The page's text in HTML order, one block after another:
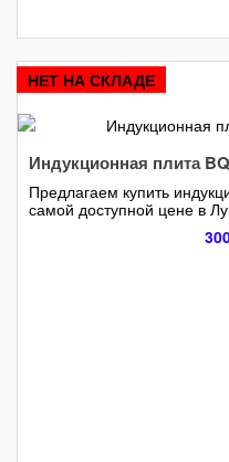
НЕТ НА СКЛАДЕ
Индукционная плита
Предлагаем купить
самой доступной цене в